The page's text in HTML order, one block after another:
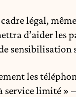
légal,
d’aider les
les
service limité »